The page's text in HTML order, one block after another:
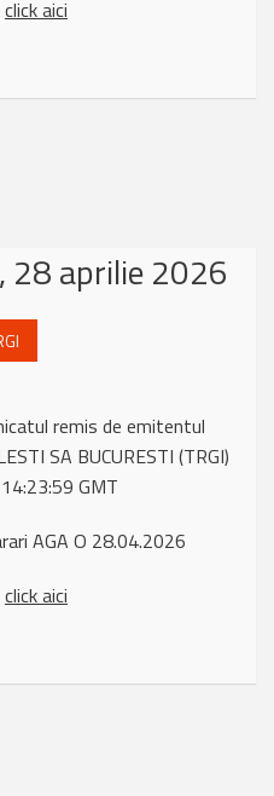
click aici
28 aprilie 2026
remis de emitentul
SA BUCURESTI (TRGI)
GMT
AGA O 28.04.2026
click aici